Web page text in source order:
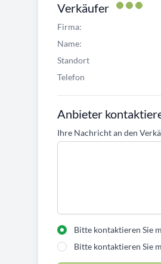
Verkäufer
Firma:
Name:
Standort
Telefon
Anbieter
Ihre Nachricht an den
Bitte kontaktieren Sie
Bitte kontaktieren Sie